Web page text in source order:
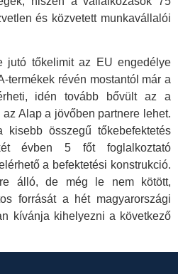
és közvetett munkavállalói
jutó tőkelimit az EU engedélye
termékek révén mostantól már a
idén tovább bővült az a
Alap a jövőben partnere lehet.
összegű tőkebefektetés
évben 5 főt foglalkoztató
a befektetési konstrukció.
álló, de még le nem kötött,
forrását a hét magyarországi
kívánja kihelyezni a következő